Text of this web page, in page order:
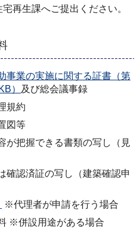
再生課へご提出ください。
事業の実施に関する証書（第
）
及び総会議事録
規約
図等
が把握できる書類の写し（見
確認済証の写し（建築確認申
※代理者が申請を行う場合
※併設用途がある場合